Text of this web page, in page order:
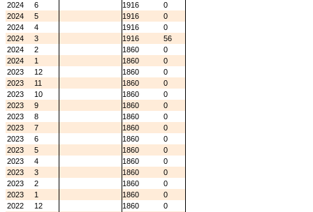
2024
6 1916
0
2024
5 1916
0
2024
4 1916
0
2024
3 1916
56
2024
2 1860
0
2024
1 1860
0
2023
12 1860
0
2023
11 1860
0
2023
10 1860
0
2023
9 1860
0
2023
8 1860
0
2023
7 1860
0
2023
6 1860
0
2023
5 1860
0
2023
4 1860
0
2023
3 1860
0
2023
2 1860
0
2023
1 1860
0
2022
12 1860
0